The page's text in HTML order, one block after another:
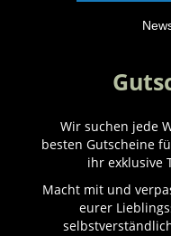
Wir suchen jede
besten Gutscheine
ihr exklusive
Macht mit und
eurer